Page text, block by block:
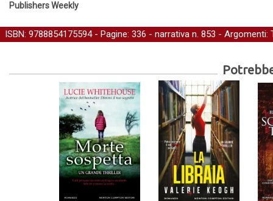
Publishers Weekly
ISBN: 9788854175594 - Pagine: 336 - narrativa n. 853 - Argomenti: